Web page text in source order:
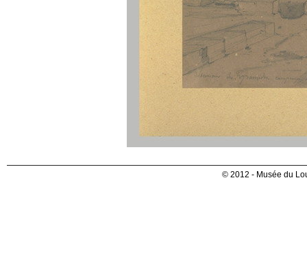
© 2012 - Musée du